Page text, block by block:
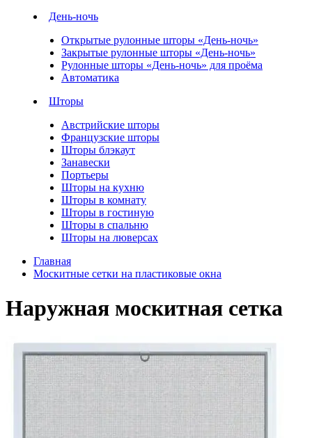
День-ночь
Открытые рулонные шторы «День-ночь»
Закрытые рулонные шторы «День-ночь»
Рулонные шторы «День-ночь» для проёма
Автоматика
Шторы
Австрийские шторы
Французские шторы
Шторы блэкаут
Занавески
Портьеры
Шторы на кухню
Шторы в комнату
Шторы в гостиную
Шторы в спальню
Шторы на люверсах
Главная
Москитные сетки на пластиковые окна
Наружная москитная сетка